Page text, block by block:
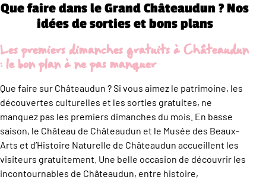
Que faire dans le Grand Châteaudun ? Nos
idées de sorties et bons plans
Les premiers dimanches gratuits à Châteaudun
: le bon plan à ne pas manquer
Que faire sur Châteaudun ? Si vous aimez le patrimoine, les
découvertes culturelles et les sorties gratuites, ne
manquez pas les premiers dimanches du mois. En basse
saison, le Château de Châteaudun et le Musée des Beaux-
Arts et d’Histoire Naturelle de Châteaudun accueillent les
visiteurs gratuitement. Une belle occasion de découvrir les
incontournables de Châteaudun, entre histoire,